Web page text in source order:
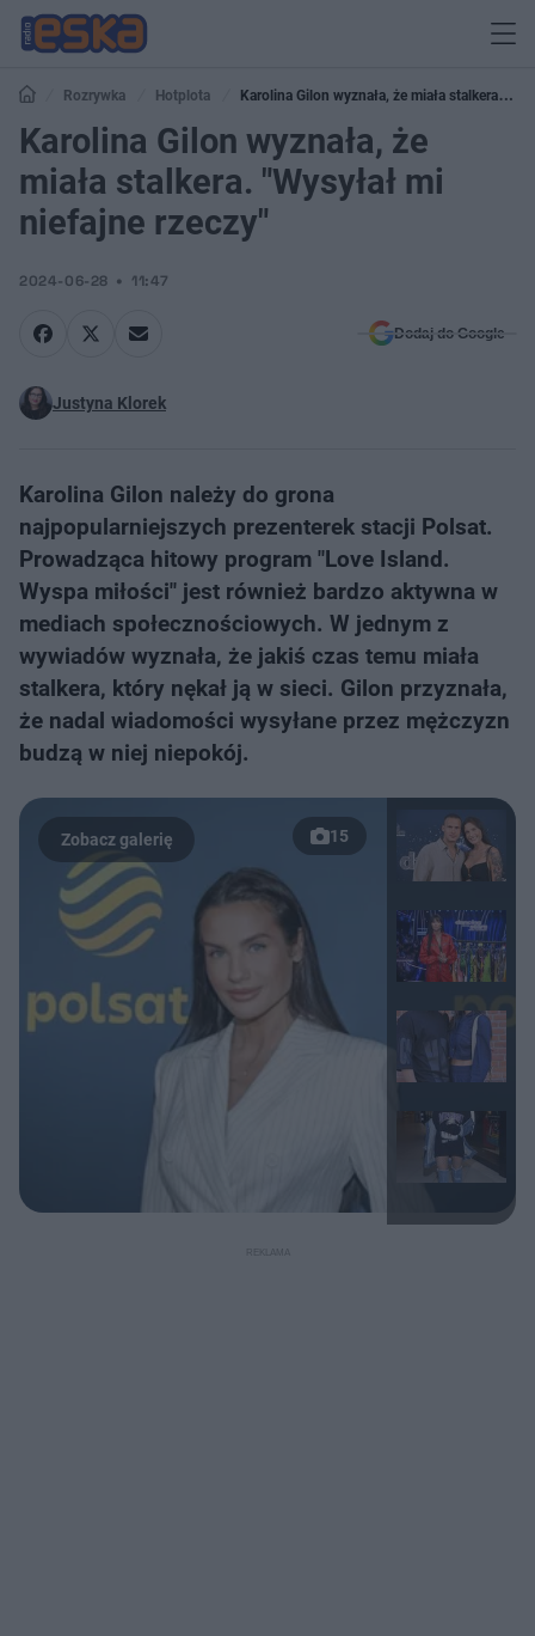
Rozrywka Hotplota
Karolina Gilon wyznała, że miała stalkera.
"Wysyłał mi niefajne rzeczy"
Karolina Gilon wyznała, że
miała stalkera. "Wysyłał mi
niefajne rzeczy"
2024-06-28 11:47
Dodaj do Google
Justyna Klorek
Karolina Gilon należy do grona
najpopularniejszych prezenterek stacji Polsat.
Prowadząca hitowy program "Love Island.
Wyspa miłości" jest również bardzo aktywna w
mediach społecznościowych. W jednym z
wywiadów wyznała, że jakiś czas temu miała
stalkera, który nękał ją w sieci. Gilon przyznała,
że nadal wiadomości wysyłane przez mężczyzn
budzą w niej niepokój.
15